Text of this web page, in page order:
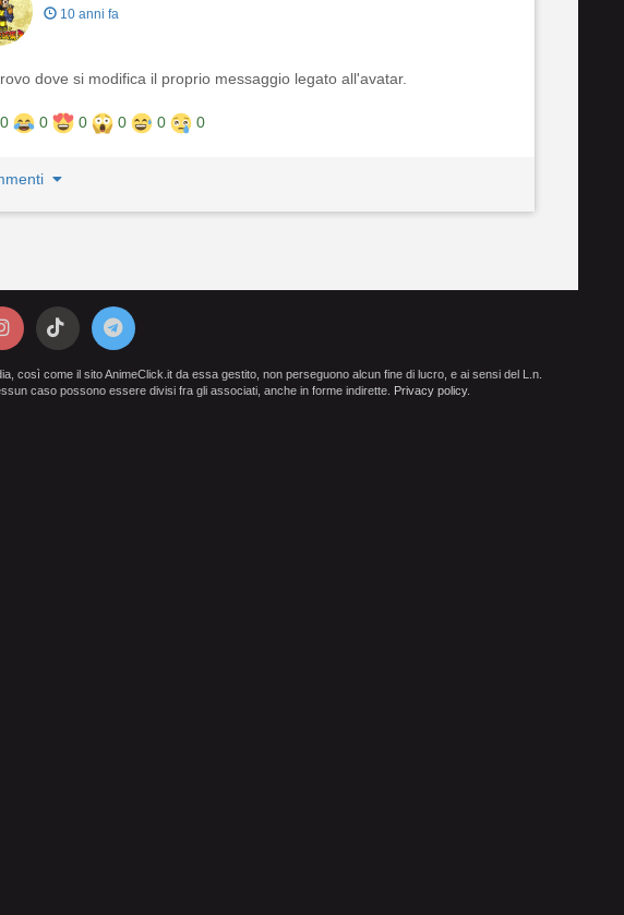
10 anni fa
dove si modifica il proprio messaggio legato all'avatar.
0 0 0 0 0 0
così come il sito AnimeClick.it da essa gestito, non perseguono alcun fine di lucro, e ai sensi del L.n.
caso possono essere divisi fra gli associati, anche in forme indirette. Privacy policy.